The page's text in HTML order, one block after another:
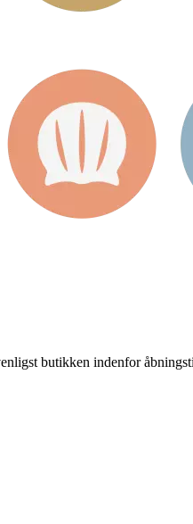
butikken indenfor